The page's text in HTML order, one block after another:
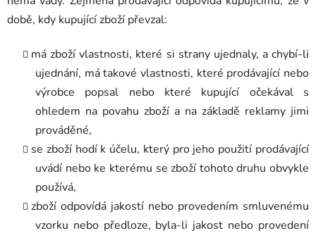
době, kdy kupující zboží převzal:
má zboží vlastnosti, které si strany ujednaly, a chybí-li
ujednání, má takové vlastnosti, které prodávající nebo
výrobce popsal nebo které kupující očekával s
ohledem na povahu zboží a na základě reklamy jimi
prováděné,
se zboží hodí k účelu, který pro jeho použití prodávající
uvádí nebo ke kterému se zboží tohoto druhu obvykle
používá,
zboží odpovídá jakostí nebo provedením smluvenému
vzorku nebo předloze, byla-li jakost nebo provedení